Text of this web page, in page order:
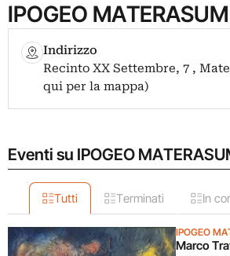
IPOGEO MATERASUM
Indirizzo
Recinto XX Settembre, 7 ,
qui per la mappa)
Eventi su IPOGEO
Tutti Terminati In
IPOGEO
Marco